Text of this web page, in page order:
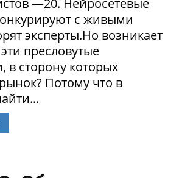
с живыми
эксперты.Но возникает
пресловутые
в сторону которых
Потому что в